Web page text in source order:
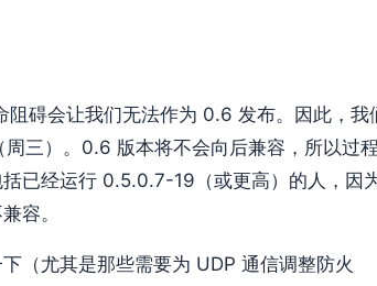
碍会让我们无法作为 0.6 发布。因此，我
三）。0.6 版本将不会向后兼容，所以过
已经运行 0.5.0.7-19（或更高）的人，因
容。
（尤其是那些需要为 UDP 通信调整防火